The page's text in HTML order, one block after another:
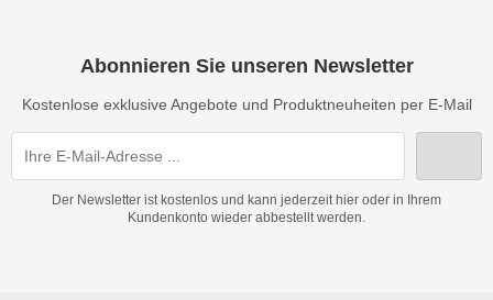
Abonnieren Sie unseren Newsletter
Kostenlose exklusive Angebote und Produktneuheiten per E-Mail
Der Newsletter ist kostenlos und kann jederzeit hier oder in Ihrem
Kundenkonto wieder abbestellt werden.